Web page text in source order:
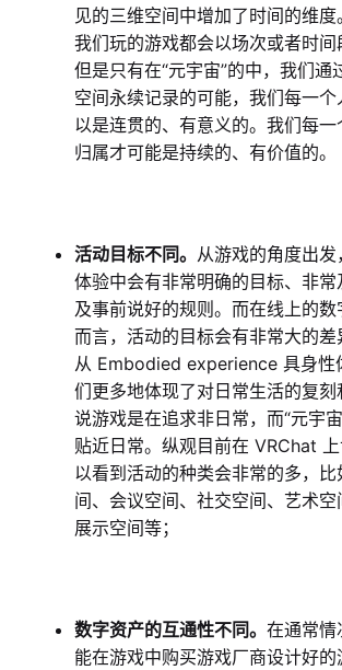
见的三维空间中增加了时间的维度
我们玩的游戏都会以场次或者时间
但是只有在“元宇宙”的中，我们通
空间永续记录的可能，我们每一
以是连贯的、有意义的。我们每一
归属才可能是持续的、有价值的。
活动目标不同。 从游戏的角度出
体验中会有非常明确的目标、非常
及事前说好的规则。而在线上的
而言，活动的目标会有非常大的差
从 Embodied experience 具身性
们更多地体现了对日常生活的复刻
说游戏是在追求非日常，而“元宇
贴近日常。纵观目前在 VRChat
以看到活动的种类会非常的多，比
间、会议空间、社交空间、艺术
展示空间等；
数字资产的互通性不同。 在通常情
能在游戏中购买游戏厂商设计好的